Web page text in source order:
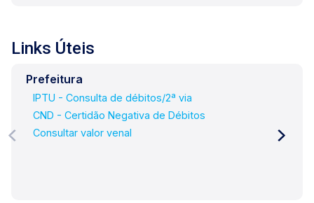
Administrativo/Cadastro - Rua Altino Arantes,
Links Úteis
Prefeitura
IPTU - Consulta de débitos/2ª via
CND - Certidão Negativa de Débitos
Consultar valor venal